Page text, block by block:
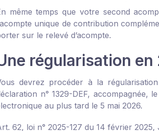
même temps que votre second
unique de contribution
sur le relevé d’acompte.
régularisation
devrez procéder à la
n° 1329-DEF, accompagnée,
au plus tard le 5 mai 2026.
62, loi n° 2025-127 du 14 février 2025,